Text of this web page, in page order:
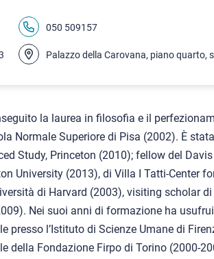
050 509157
Palazzo della Carovana, piano quarto,
la laurea in filosofia e il
Normale Superiore di Pisa (2002). È
Study, Princeton (2010); fellow del
University (2013), di Villa I Tatti-Center
di Harvard (2003), visiting scholar
Nei suoi anni di formazione ha
presso l’Istituto di Scienze Umane di
della Fondazione Firpo di Torino (2000-